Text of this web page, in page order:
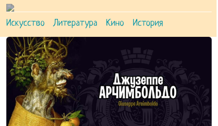
Искусство Литература Кино История